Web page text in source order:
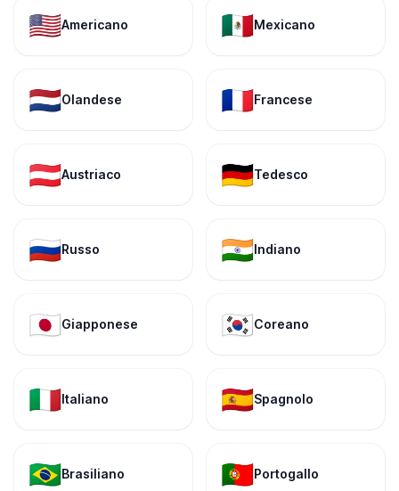
🇺🇸Americano 🇲🇽Mexicano
🇳🇱Olandese 🇫🇷Francese
🇦🇹Austriaco 🇩🇪Tedesco
🇷🇺Russo 🇮🇳Indiano
🇯🇵Giapponese 🇰🇷Coreano
🇮🇹Italiano 🇪🇸Spagnolo
🇧🇷Brasiliano 🇵🇹Portogallo